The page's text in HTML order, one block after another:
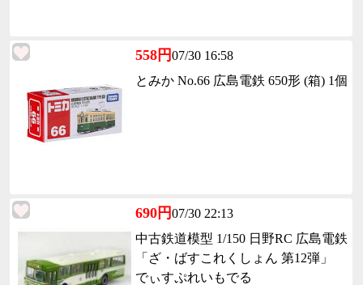
558円07/30 16:58
とみか No.66 広島電鉄 650形 (箱) 1個
690円07/30 22:13
中古鉄道模型 1/150 日野RC 広島電鉄
「ざ・ばすこれくしょん 第12弾」
でぃすぷれいもでる